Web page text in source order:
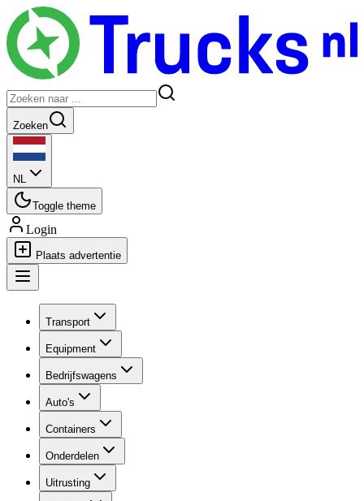
Zoeken
NL
Toggle theme
Login
Plaats advertentie
Transport
Equipment
Bedrijfswagens
Auto's
Containers
Onderdelen
Uitrusting